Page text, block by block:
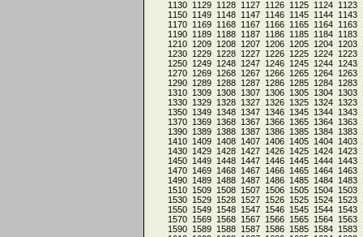
1123
1124
1125
1126
1127
1128
1129
1130
1143
1144
1145
1146
1147
1148
1149
1150
1163
1164
1165
1166
1167
1168
1169
1170
1183
1184
1185
1186
1187
1188
1189
1190
1203
1204
1205
1206
1207
1208
1209
1210
1223
1224
1225
1226
1227
1228
1229
1230
1243
1244
1245
1246
1247
1248
1249
1250
1263
1264
1265
1266
1267
1268
1269
1270
1283
1284
1285
1286
1287
1288
1289
1290
1303
1304
1305
1306
1307
1308
1309
1310
1323
1324
1325
1326
1327
1328
1329
1330
1343
1344
1345
1346
1347
1348
1349
1350
1363
1364
1365
1366
1367
1368
1369
1370
1383
1384
1385
1386
1387
1388
1389
1390
1403
1404
1405
1406
1407
1408
1409
1410
1423
1424
1425
1426
1427
1428
1429
1430
1443
1444
1445
1446
1447
1448
1449
1450
1463
1464
1465
1466
1467
1468
1469
1470
1483
1484
1485
1486
1487
1488
1489
1490
1503
1504
1505
1506
1507
1508
1509
1510
1523
1524
1525
1526
1527
1528
1529
1530
1543
1544
1545
1546
1547
1548
1549
1550
1563
1564
1565
1566
1567
1568
1569
1570
1583
1584
1585
1586
1587
1588
1589
1590